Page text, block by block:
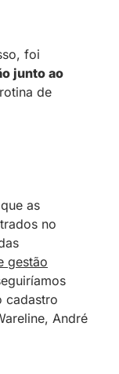
foi
junto ao
de
as
no
gestão
cadastro
André